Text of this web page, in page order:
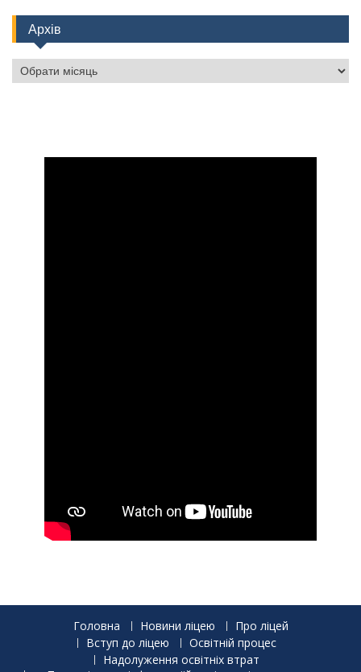
Архів
Головна Новини ліцею
Про ліцей
Вступ до ліцею
Освітній процес
Надолуження освітніх втрат